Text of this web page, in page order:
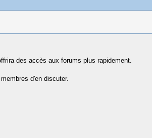
des accès aux forums plus rapidement.
d'en discuter.